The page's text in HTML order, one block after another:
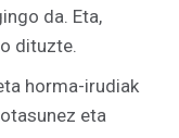
da. Eta,
dituzte.
horma-irudiak
eta